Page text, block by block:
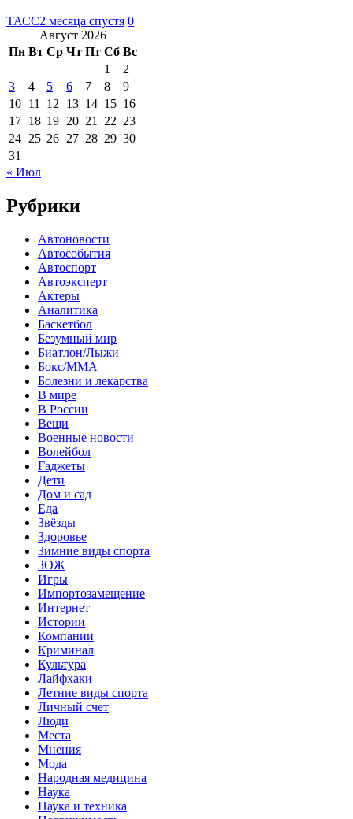
ТАСС2 месяца спустя 0
Август 2026
Пн Вт Ср Чт Пт Сб Вс
1
2
3
4 5 6 7 8
9
10 11 12 13 14 15 16
17 18 19 20 21 22 23
24 25 26 27 28 29 30
31
« Июл
Рубрики
Автоновости
Автособытия
Автоспорт
Автоэксперт
Актеры
Аналитика
Баскетбол
Безумный мир
Биатлон/Лыжи
Бокс/MMA
Болезни и лекарства
В мире
В России
Вещи
Военные новости
Волейбол
Гаджеты
Дети
Дом и сад
Еда
Звёзды
Здоровье
Зимние виды спорта
ЗОЖ
Игры
Импортозамещение
Интернет
Истории
Компании
Криминал
Культура
Лайфхаки
Летние виды спорта
Личный счет
Люди
Места
Мнения
Мода
Народная медицина
Наука
Наука и техника